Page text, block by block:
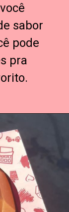
sabor
pode
pra